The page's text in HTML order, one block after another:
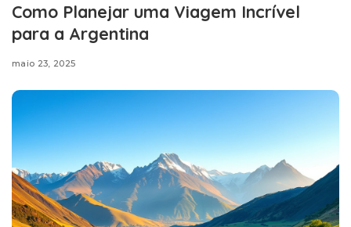
Como Planejar uma Viagem Incrível
para a Argentina
maio 23, 2025